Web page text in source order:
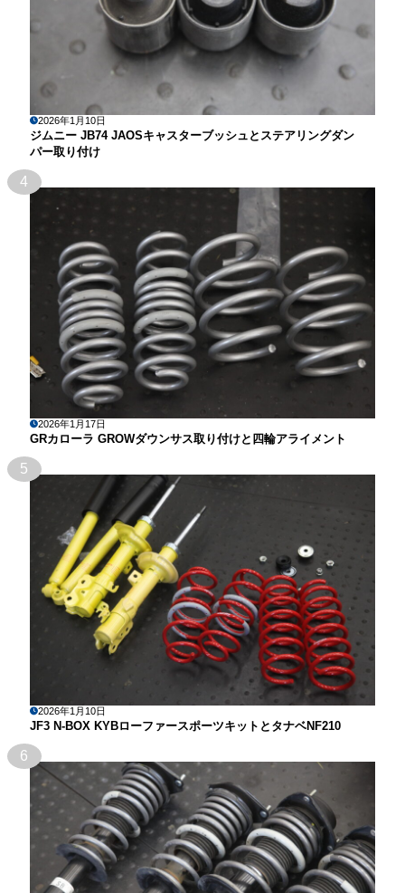
2026年1月10日
ジムニー JB74 JAOSキャスターブッシュとステアリングダン
パー取り付け
4
2026年1月17日
GRカローラ GROWダウンサス取り付けと四輪アライメント
5
2026年1月10日
JF3 N-BOX KYBローファースポーツキットとタナベNF210
6